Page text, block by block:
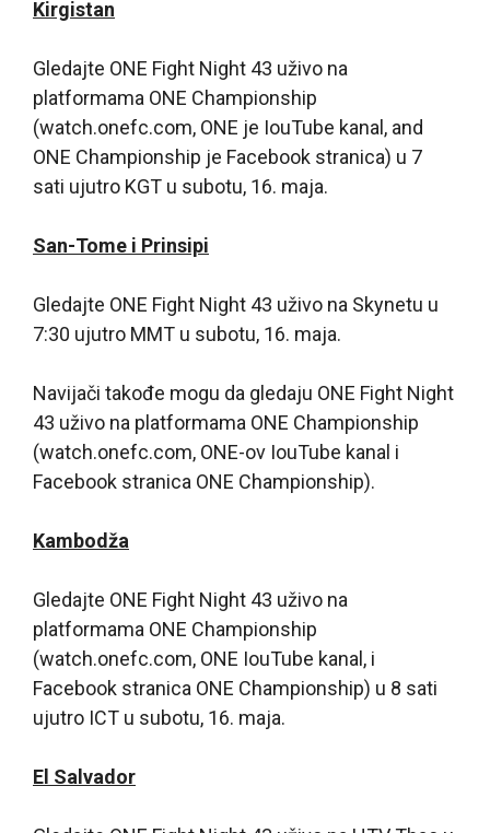
Kirgistan
Gledajte ONE Fight Night 43 uživo na
platformama ONE Championship
(watch.onefc.com, ONE je IouTube kanal, and
ONE Championship je Facebook stranica) u 7
sati ujutro KGT u subotu, 16. maja.
San-Tome i Prinsipi
Gledajte ONE Fight Night 43 uživo na Skynetu u
7:30 ujutro MMT u subotu, 16. maja.
Navijači takođe mogu da gledaju ONE Fight Night
43 uživo na platformama ONE Championship
(watch.onefc.com, ONE-ov IouTube kanal i
Facebook stranica ONE Championship).
Kambodža
Gledajte ONE Fight Night 43 uživo na
platformama ONE Championship
(watch.onefc.com, ONE IouTube kanal, i
Facebook stranica ONE Championship) u 8 sati
ujutro ICT u subotu, 16. maja.
El Salvador